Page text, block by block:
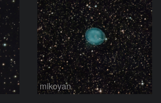
mikoyan